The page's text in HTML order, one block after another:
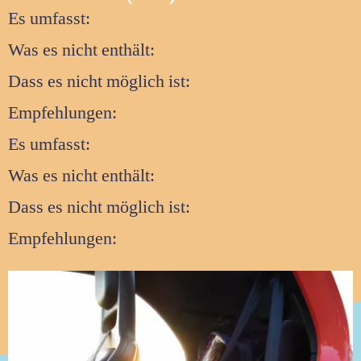
Es umfasst:
Was es nicht enthält:
Dass es nicht möglich ist:
Empfehlungen:
Es umfasst:
Was es nicht enthält:
Dass es nicht möglich ist:
Empfehlungen: